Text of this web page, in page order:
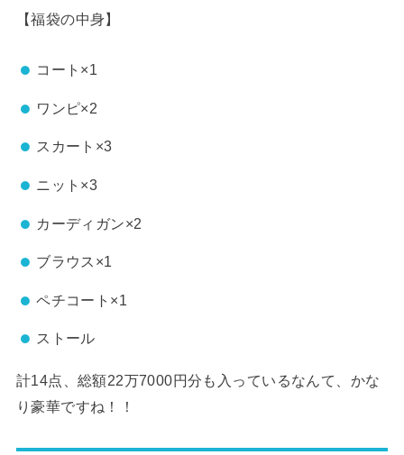
【福袋の中身】
コート×1
ワンピ×2
スカート×3
ニット×3
カーディガン×2
ブラウス×1
ペチコート×1
ストール
計14点、総額22万7000円分も入っているなんて、かな
り豪華ですね！！